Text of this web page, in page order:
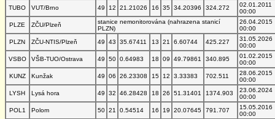
TUBO
VUT/Brno 49 12 21.21026 16 35 34.20396 324.272
02.01.2011
00:00
PLZE
ZČU/Plzeň
stanice nemonitorována (nahrazena stanicí
PLZN)
26.04.2015
00:00
PLZN
ZČU-NTIS/Plzeň 49 43 35.67411 13 21 6.60744 425.227
31.05.2026
00:00
VSBO
VŠB-TUO/Ostrava 49 50 0.64983 18 09 49.79861 340.895
01.02.2015
00:00
KUNZ
Kunžak 49 06 26.23308 15 12 3.33383 702.511
28.06.2015
00:00
LYSH
Lysá hora 49 32 46.28428 18 26 51.31401 1374.903
23.06.2024
00:00
POL1
Polom 50 21 0.54514 16 19 20.07645 791.707
15.05.2016
00:00